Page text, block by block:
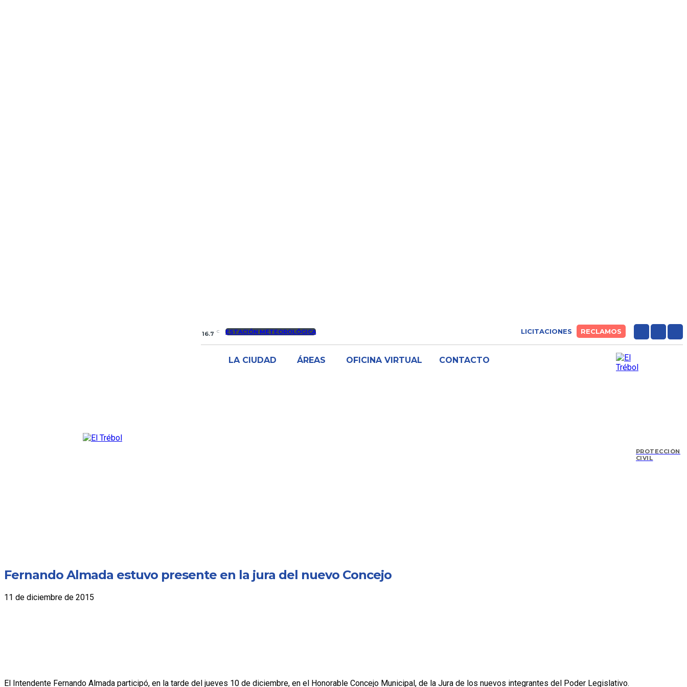
16.7 C ESTACIÓN METEOROLÓGICA LICITACIONES RECLAMOS
LA CIUDAD ÁREAS OFICINA VIRTUAL CONTACTO
PROTECCIÓN
CIVIL
Fernando Almada estuvo presente en la jura del nuevo Concejo
11 de diciembre de 2015
El Intendente Fernando Almada participó, en la tarde del jueves 10 de diciembre, en el Honorable Concejo Municipal, de la Jura de los nuevos integrantes del Poder Legislativo.